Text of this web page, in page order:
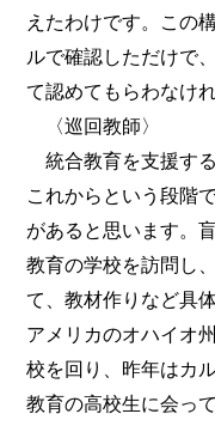
えたわけです。この
ルで確認しただけで
て認めてもらわなけ
〈巡回教師〉
統合教育を支援す
これからという段階
があると思います。
教育の学校を訪問し
て、教材作りなど具
アメリカのオハイオ
校を回り、昨年はカ
教育の高校生に会っ